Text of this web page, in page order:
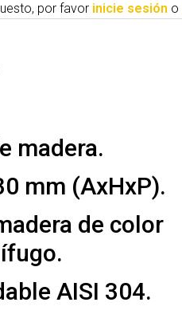
por favor inicie sesión o
madera.
mm (AxHxP).
de color
AISI 304.